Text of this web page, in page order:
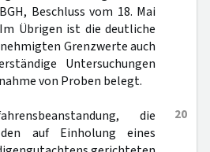
Beschluss vom 18. Mai
Übrigen ist die deutliche
Grenzwerte auch
Untersuchungen
von Proben belegt.
20
die
auf Einholung eines